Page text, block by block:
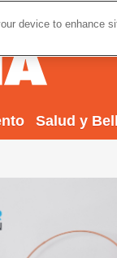
Salud y
device to enhance